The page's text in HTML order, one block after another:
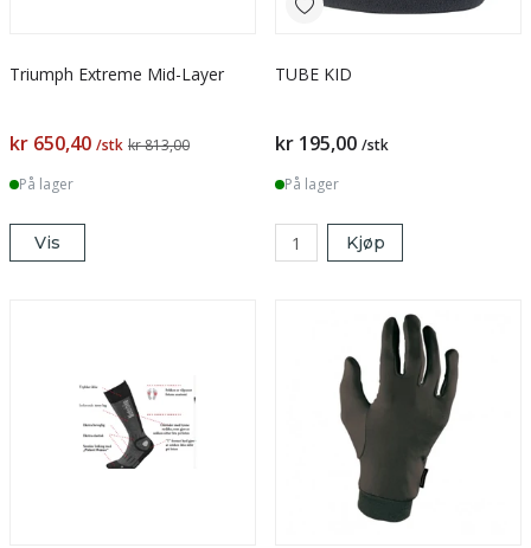
Triumph Extreme Mid-Layer
kr 650,40 /stk kr 813,00
På lager
Vis
TUBE KID
kr 195,00 /stk
På lager
Kjøp